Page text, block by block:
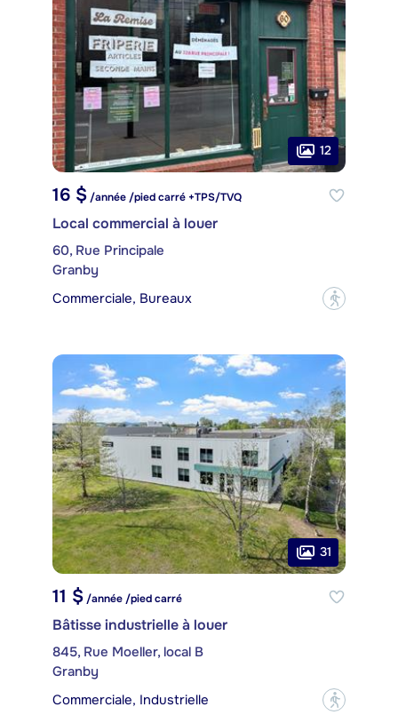
12
16 $ /année /pied carré +TPS/TVQ
Local commercial à louer
60, Rue Principale
Granby
Commerciale, Bureaux
?
31
11 $/année /pied carré
Bâtisse industrielle à louer
845, Rue Moeller, local B
Granby
Commerciale, Industrielle
?